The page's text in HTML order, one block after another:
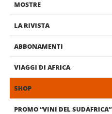
MOSTRE
LA RIVISTA
ABBONAMENTI
VIAGGI DI AFRICA
SHOP
PROMO “VINI DEL SUDAFRICA”